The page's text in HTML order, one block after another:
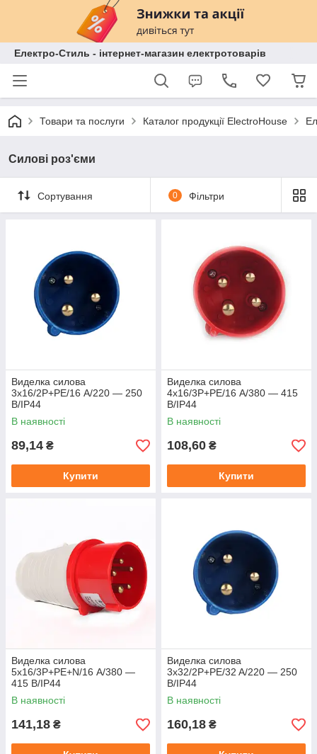
Електро-Стиль - інтернет-магазин електротоварів
Товари та послуги Каталог продукції ElectroHouse
Силові роз'єми
Сортування 0 Фільтри
Виделка силова
3x16/2P+PE/16 А/220 — 250
В/IP44
В наявності
89,14 ₴
Купити
Виделка силова
4x16/3P+PE/16 А/380 — 415
В/IP44
В наявності
108,60 ₴
Купити
Виделка силова
5x16/3P+PE+N/16 А/380 —
415 В/IP44
В наявності
141,18 ₴
Виделка силова
3x32/2P+PE/32 A/220 — 250
В/IP44
В наявності
160,18 ₴